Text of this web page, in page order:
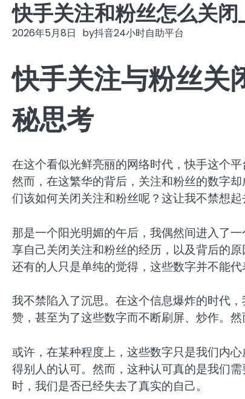
快手关注和粉丝怎么关闭
2026年5月8日 by抖音24小时自助平台
快手关注与粉丝关
秘思考
在这个看似光鲜亮丽的网络时代，快手这个
然而，在这繁华的背后，关注和粉丝的数字
们该如何关闭关注和粉丝呢？这让我不禁想
那是一个阳光明媚的午后，我偶然间进入了
享自己关闭关注和粉丝的经历，以及背后的
还有的人只是单纯的觉得，这些数字并不能代
我不禁陷入了沉思。在这个信息爆炸的时代
赞，甚至为了这些数字而不断刷屏、炒作。
或许，在某种程度上，这些数字只是我们内
得别人的认可。然而，这种认可真的是我们
时，我们是否已经失去了真实的自己。